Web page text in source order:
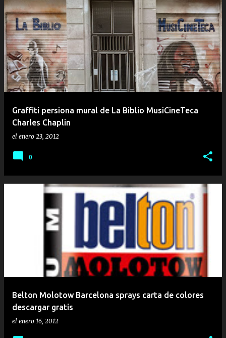
Graffiti persiona mural de La Biblio MusiCineTeca
Charles Chaplin
el enero 23, 2012
0
Belton Molotow Barcelona sprays carta de colores
descargar gratis
el enero 16, 2012